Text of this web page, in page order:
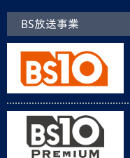
BS放送事業